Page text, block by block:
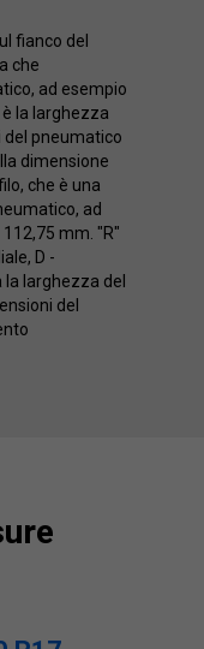
fianco del
che
ad esempio
la larghezza
del pneumatico
dimensione
che è una
ad
mm. "R"
D -
larghezza del
del